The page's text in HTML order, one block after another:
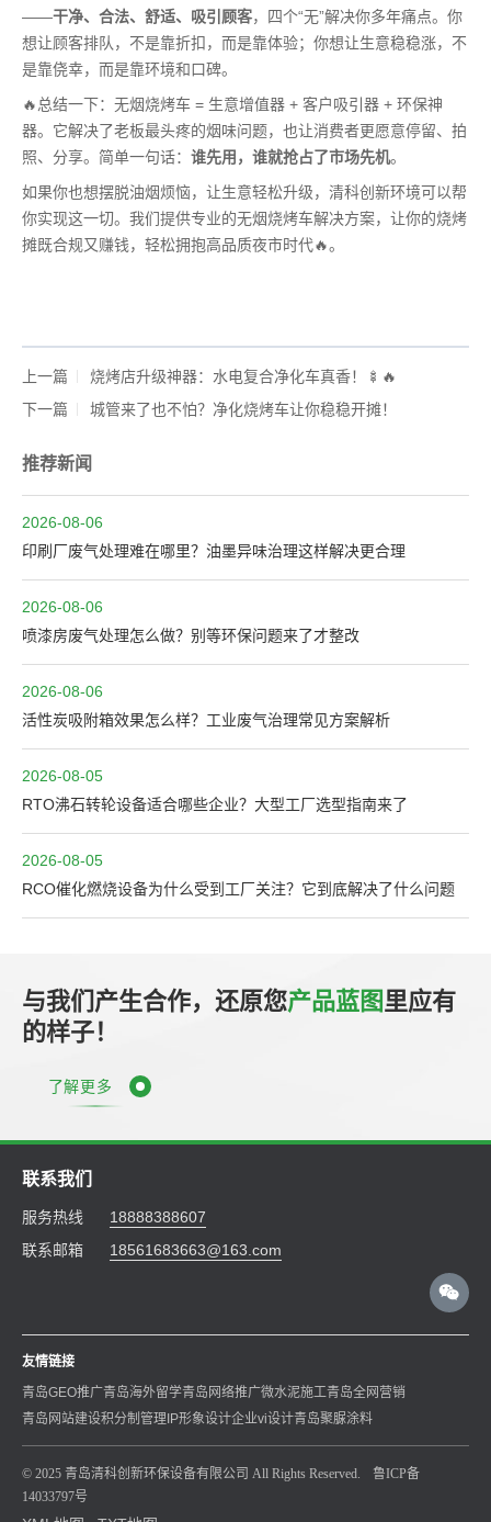
——干净、合法、舒适、吸引顾客，四个“无”解决你多年痛点。你
想让顾客排队，不是靠折扣，而是靠体验；你想让生意稳稳涨，不
是靠侥幸，而是靠环境和口碑。
🔥总结一下：无烟烧烤车 = 生意增值器 + 客户吸引器 + 环保神
器。它解决了老板最头疼的烟味问题，也让消费者更愿意停留、拍
照、分享。简单一句话： 谁先用，谁就抢占了市场先机。
如果你也想摆脱油烟烦恼，让生意轻松升级，清科创新环境可以帮
你实现这一切。我们提供专业的无烟烧烤车解决方案，让你的烧烤
摊既合规又赚钱，轻松拥抱高品质夜市时代🔥。
上一篇
烧烤店升级神器：水电复合净化车真香！🍢🔥
下一篇
城管来了也不怕？净化烧烤车让你稳稳开摊！
推荐新闻
2026-08-06
印刷厂废气处理难在哪里？油墨异味治理这样解决更合理
2026-08-06
喷漆房废气处理怎么做？别等环保问题来了才整改
2026-08-06
活性炭吸附箱效果怎么样？工业废气治理常见方案解析
2026-08-05
RTO沸石转轮设备适合哪些企业？大型工厂选型指南来了
2026-08-05
RCO催化燃烧设备为什么受到工厂关注？它到底解决了什么问题
与我们产生合作，还原您产品蓝图里应有
的样子！
了解更多
联系我们
服务热线
18888388607
联系邮箱
18561683663@163.com
友情链接
青岛GEO推广青岛海外留学青岛网络推广微水泥施工青岛全网营销
青岛网站建设积分制管理 IP形象设计企业vi设计青岛聚脲涂料
© 2025 青岛清科创新环保设备有限公司 All Rights Reserved.
鲁ICP备
14033797号